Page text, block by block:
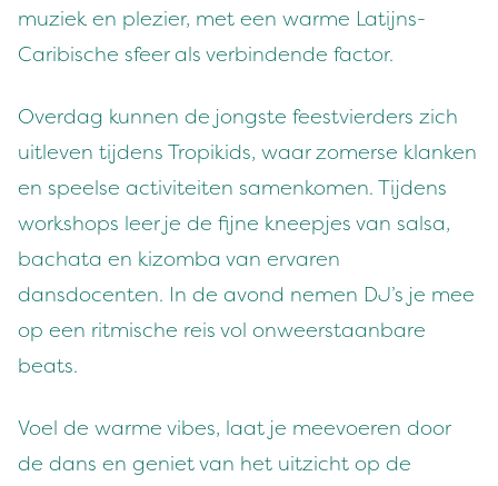
muziek en plezier, met een warme Latijns-
Caribische sfeer als verbindende factor.
Overdag kunnen de jongste feestvierders zich
uitleven tijdens Tropikids, waar zomerse klanken
en speelse activiteiten samenkomen. Tijdens
workshops leer je de fijne kneepjes van salsa,
bachata en kizomba van ervaren
dansdocenten. In de avond nemen DJ’s je mee
op een ritmische reis vol onweerstaanbare
beats.
Voel de warme vibes, laat je meevoeren door
de dans en geniet van het uitzicht op de